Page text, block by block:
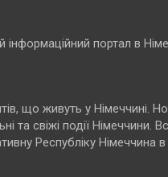
інформаційний портал в
що живуть у Німеччині.
та свіжі події Німеччини.
Республіку Німеччина